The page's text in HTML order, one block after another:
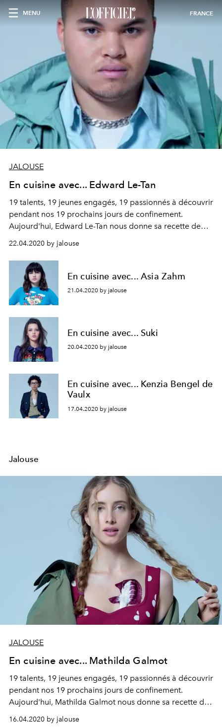
MENU FRANCE
JALOUSE
En cuisine avec... Edward Le-Tan
19 talents, 19 jeunes engagés, 19 passionnés à découvrir
pendant nos 19 prochains jours de confinement.
Aujourd'hui, Edward Le-Tan nous donne sa recette de
rillettes de poireaux au chèvre.
22.04.2020 by jalouse
En cuisine avec... Asia Zahm
21.04.2020 by jalouse
En cuisine avec... Suki
20.04.2020 by jalouse
En cuisine avec... Kenzia Bengel de
Vaulx
17.04.2020 by jalouse
Jalouse
JALOUSE
En cuisine avec... Mathilda Galmot
19 talents, 19 jeunes engagés, 19 passionnés à découvrir
pendant nos 19 prochains jours de confinement.
Aujourd'hui, Mathilda Galmot nous donne sa recette du
radicchio braisé à l’italienne.
16.04.2020 by jalouse